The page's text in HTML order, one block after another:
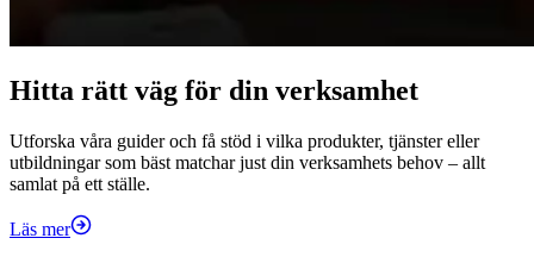
Hitta rätt väg för din verksamhet
Utforska våra guider och få stöd i vilka produkter, tjänster eller
utbildningar som bäst matchar just din verksamhets behov – allt
samlat på ett ställe.
Läs mer